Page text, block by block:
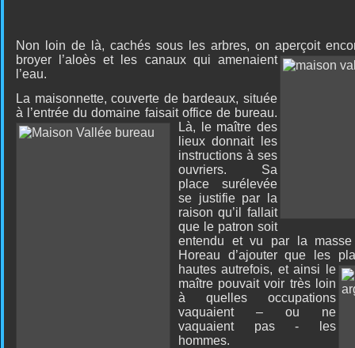
Non loin de là, cachés sous les arbres, on aperçoit
broyer l’aloès et les canaux qui amenaient
l’eau.
La maisonnette, couverte de bardeaux, située
à l’entrée du domaine faisait office de bureau.
Là, le maître des
lieux donnait les
instructions à ses
ouvriers. Sa
place surélevée
se justifie par la
raison qu’il fallait
que le patron soit
entendu et vu par la
Horeau d’ajouter que les
hautes autrefois, et ainsi le
maître pouvait voir très loin
à quelles occupations
vaquaient – ou ne
vaquaient pas - les
hommes.